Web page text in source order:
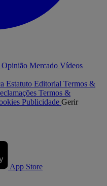
Opinião Mercado Vídeos
Estatuto Editorial Termos &
Termos &
Publicidade Gerir
App Store